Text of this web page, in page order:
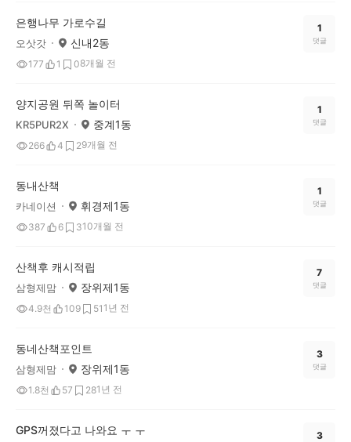
은행나무 가로수길
오삿갓 신내2동
177 1 08개월 전
1
댓글
양지공원 뒤쪽 놀이터
KR5PUR2X 중계1동
266 4 29개월 전
1
댓글
동내산책
카네이션 휘경제1동
387 6 310개월 전
1
댓글
산책후 캐시적립
삼형제맘 장위제1동
4.9천 109 51 1년 전
7
댓글
동네산책포인트
삼형제맘 장위제1동
1.8천 57 281년 전
3
댓글
GPS꺼졌다고 나와요 ㅜ ㅜ 3